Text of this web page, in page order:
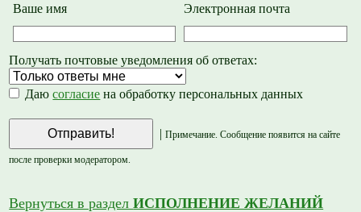
Ваше имя Электронная почта
Получать почтовые уведомления об ответах:
Даюсогласие на обработку персональных данных
| Примечание. Сообщение появится на сайте
после проверки модератором.
Вернуться в разделИСПОЛНЕНИЕ ЖЕЛАНИЙ